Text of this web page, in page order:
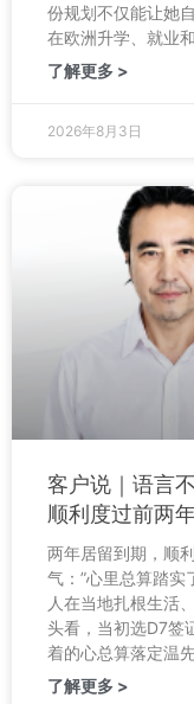
份规划不仅能让她
在欧洲升学、就业
了解更多 >
2026年8月3日
客户说｜语言
顺利度过前两
两年居留到期，顺
气：”心里总算踏实
人在当地扎根生活
头看，当初选D7签
着的心总算落定温
了解更多 >